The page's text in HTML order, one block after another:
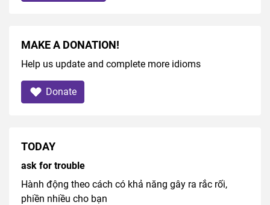
MAKE A DONATION!
Help us update and complete more idioms
Donate
TODAY
ask for trouble
Hành động theo cách có khả năng gây ra rắc rối,
phiền nhiều cho bạn